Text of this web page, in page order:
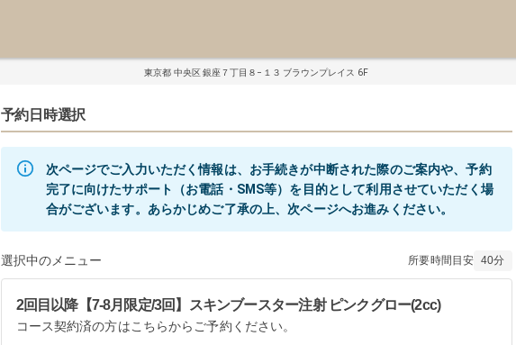
東京都 中央区 銀座７丁目８−１３ ブラウンプレイス 6F
予約日時選択
次ページでご入力いただく情報は、お手続きが中断された際のご案内や、予約
完了に向けたサポート（お電話・SMS等）を目的として利用させていただく場
合がございます。あらかじめご了承の上、次ページへお進みください。
選択中のメニュー 所要時間目安 40分
2回目以降【7-8月限定/3回】スキンブースター注射 ピンクグロー(2cc)
コース契約済の方はこちらからご予約ください。